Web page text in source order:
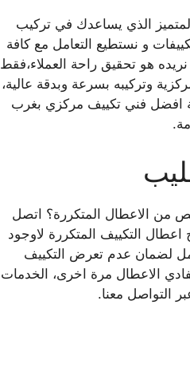
المتميز الذي يساعدك في تركيب
و نستطيع التعامل مع كافة
هو تحقيق راحة العملاء،فقط
وتركيبه بسرعة وبدقة عالية،
افضل فني تكييف مركزي بغرب
من الاعطال المتكررة؟ اتصل
التكييف المتكررة لاوجود
لضمان عدم تعرض التكييف
الاعطال مرة اخرى، الخدمات
التواصل معنا.